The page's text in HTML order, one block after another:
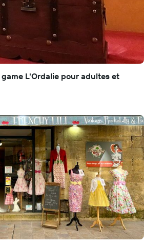
L'Ordalie pour adultes et